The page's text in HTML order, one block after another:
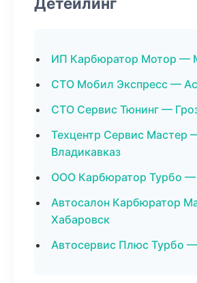
ИП Карбюратор Мотор —
СТО Мобил Экспресс —
СТО Сервис Тюнинг —
Техцентр Сервис Мастер
Владикавказ
ООО Карбюратор Турбо —
Автосалон Карбюратор
Хабаровск
Автосервис Плюс Турбо